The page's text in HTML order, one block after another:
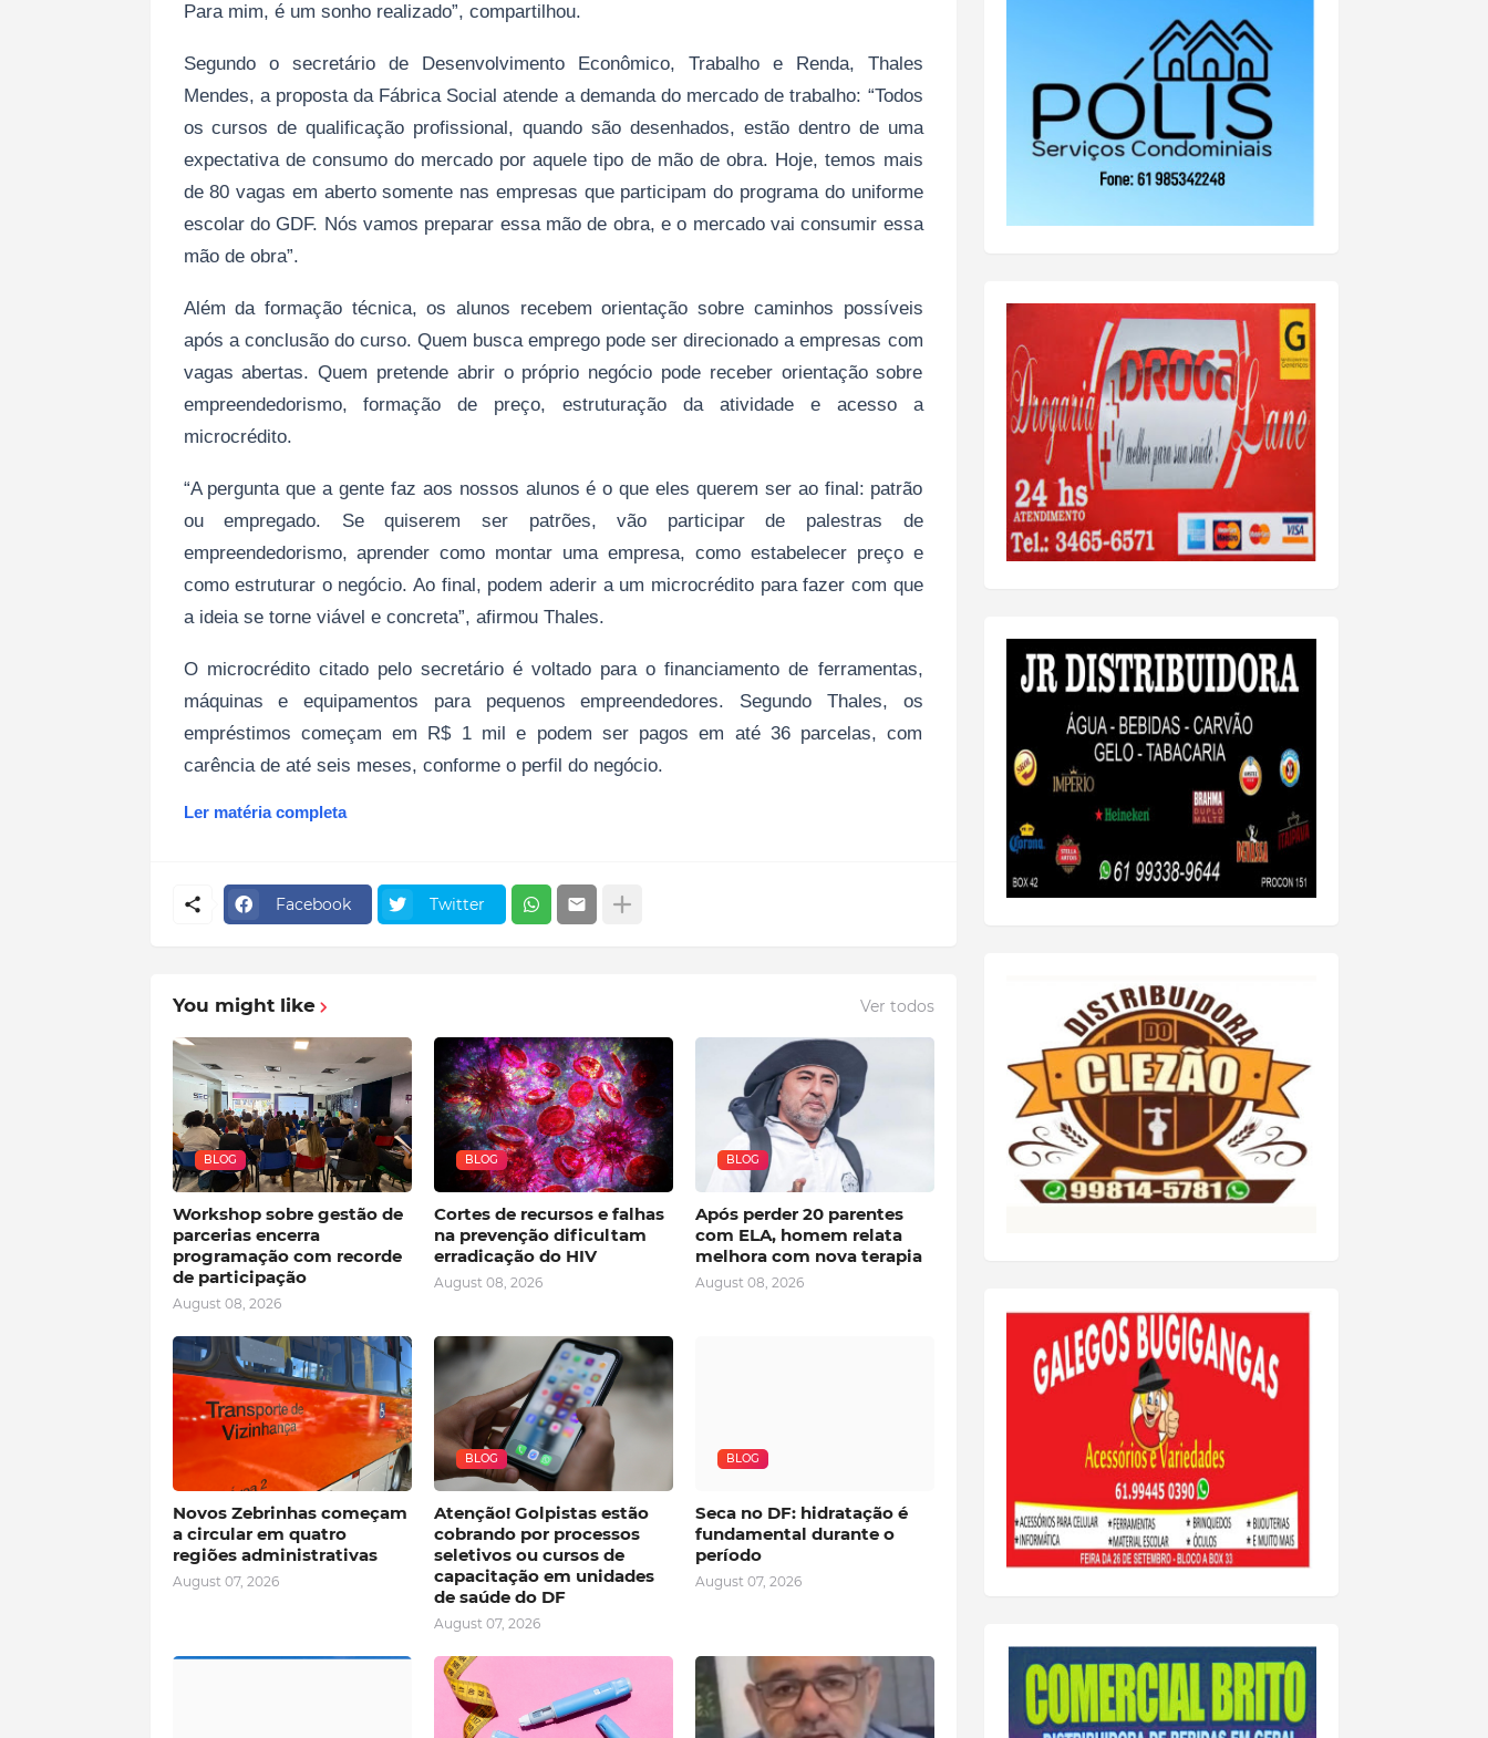
Para mim, é um sonho realizado”, compartilhou.
Segundo o secretário de Desenvolvimento Econômico, Trabalho e Renda, Thales
Mendes, a proposta da Fábrica Social atende a demanda do mercado de trabalho: “Todos
os cursos de qualificação profissional, quando são desenhados, estão dentro de uma
expectativa de consumo do mercado por aquele tipo de mão de obra. Hoje, temos mais
de 80 vagas em aberto somente nas empresas que participam do programa do uniforme
escolar do GDF. Nós vamos preparar essa mão de obra, e o mercado vai consumir essa
mão de obra”.
Além da formação técnica, os alunos recebem orientação sobre caminhos possíveis
após a conclusão do curso. Quem busca emprego pode ser direcionado a empresas com
vagas abertas. Quem pretende abrir o próprio negócio pode receber orientação sobre
empreendedorismo, formação de preço, estruturação da atividade e acesso a
microcrédito.
“A pergunta que a gente faz aos nossos alunos é o que eles querem ser ao final: patrão
ou empregado. Se quiserem ser patrões, vão participar de palestras de
empreendedorismo, aprender como montar uma empresa, como estabelecer preço e
como estruturar o negócio. Ao final, podem aderir a um microcrédito para fazer com que
a ideia se torne viável e concreta”, afirmou Thales.
O microcrédito citado pelo secretário é voltado para o financiamento de ferramentas,
máquinas e equipamentos para pequenos empreendedores. Segundo Thales, os
empréstimos começam em R$ 1 mil e podem ser pagos em até 36 parcelas, com
carência de até seis meses, conforme o perfil do negócio.
Ler matéria completa
Facebook Twitter
You might like Ver todos
BLOG
Workshop sobre gestão de
parcerias encerra
programação com recorde
de participação
August 08, 2026
BLOG
Cortes de recursos e falhas
na prevenção dificultam
erradicação do HIV
August 08, 2026
BLOG
Após perder 20 parentes
com ELA, homem relata
melhora com nova terapia
August 08, 2026
Novos Zebrinhas começam
a circular em quatro
regiões administrativas
August 07, 2026
BLOG
Atenção! Golpistas estão
cobrando por processos
seletivos ou cursos de
capacitação em unidades
de saúde do DF
August 07, 2026
BLOG
Seca no DF: hidratação é
fundamental durante o
período
August 07, 2026